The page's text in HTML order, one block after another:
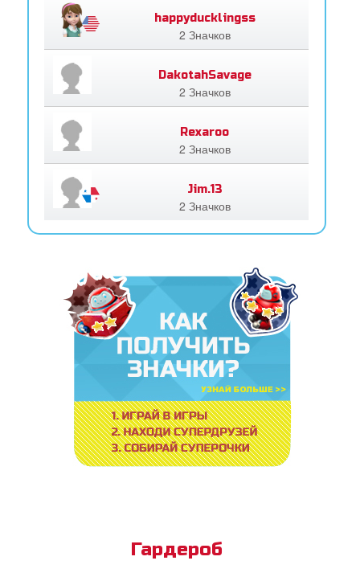
happyducklingss
2 Значков
DakotahSavage
2 Значков
Rexaroo
2 Значков
Jim.13
2 Значков
Гардероб